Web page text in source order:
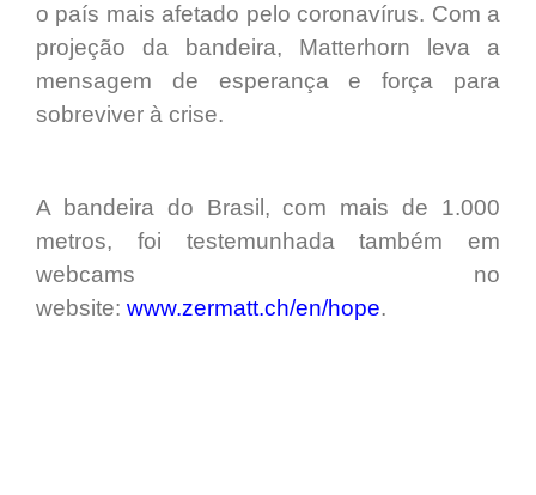
o país mais afetado pelo coronavírus. Com a
projeção da bandeira, Matterhorn leva a
mensagem de esperança e força para
sobreviver à crise.
A bandeira do Brasil, com mais de 1.000
metros, foi testemunhada também em
webcams no
website: www.zermatt.ch/en/hope.